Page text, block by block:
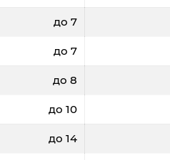
до 7
до 7
до 8
до 10
до 14